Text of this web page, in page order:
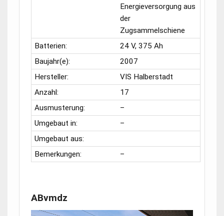
Energieversorgung aus
der
Zugsammelschiene
Batterien:
24 V, 375 Ah
Baujahr(e):
2007
Hersteller:
VIS Halberstadt
Anzahl:
17
Ausmusterung:
–
Umgebaut in:
–
Umgebaut aus:
Bemerkungen:
–
ABvmdz